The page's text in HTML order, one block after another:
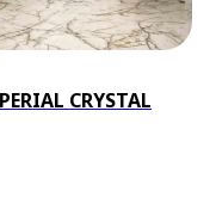
CRYSTAL